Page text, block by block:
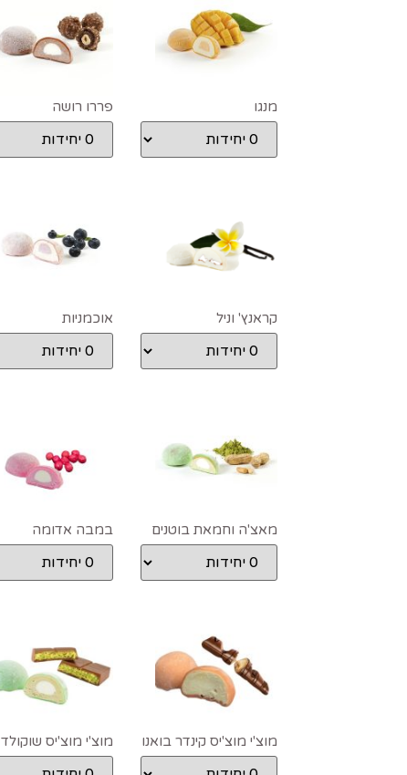
מנגו פררו רושה
קראנץ' וניל אוכמניות
מאצ'ה וחמאת בוטנים במבה אדומה
מוצ'י מוצ'יס קינדר בואנו
מוצ'י מוצ'יס שוקולד
דובאי